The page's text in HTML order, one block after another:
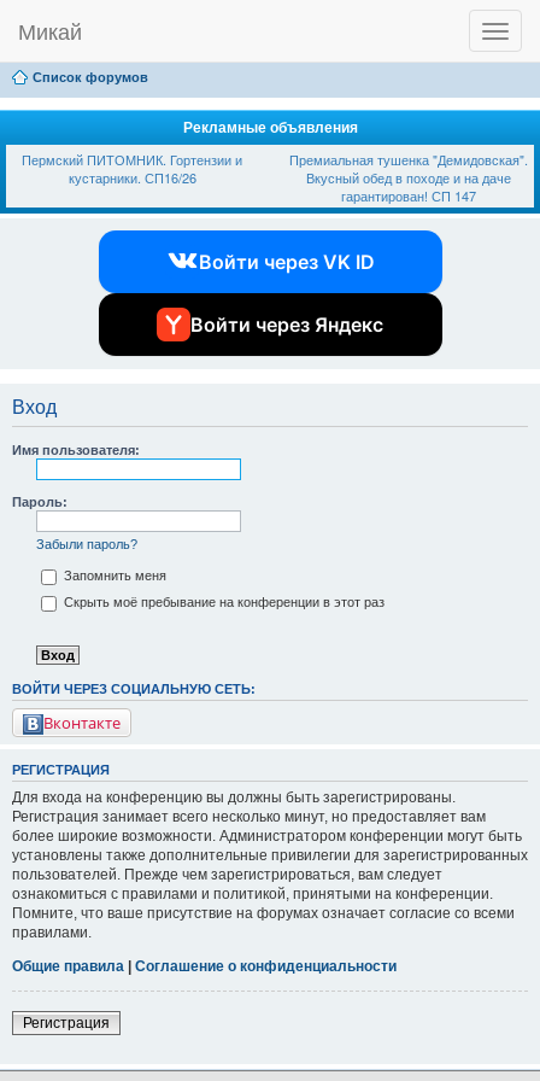
T
o
g
l
n
a
v
i
Микай
Ссылки Вход
Список форумов
Рекламные объявления
Пермский ПИТОМНИК. Гортензии и
кустарники. СП16/26
Премиальная тушенка "Демидовская".
Вкусный обед в походе и на даче
гарантирован! СП 147
Войти через VK ID
Войти через Яндекс
Вход
Имя пользователя:
Пароль:
Забыли пароль?
Запомнить меня
Скрыть моё пребывание на конференции в этот раз
ВОЙТИ ЧЕРЕЗ СОЦИАЛЬНУЮ СЕТЬ:
Вконтакте
РЕГИСТРАЦИЯ
Для входа на конференцию вы должны быть зарегистрированы.
Регистрация занимает всего несколько минут, но предоставляет вам
более широкие возможности. Администратором конференции могут быть
установлены также дополнительные привилегии для зарегистрированных
пользователей. Прежде чем зарегистрироваться, вам следует
ознакомиться с правилами и политикой, принятыми на конференции.
Помните, что ваше присутствие на форумах означает согласие со всеми
правилами.
Общие правила
Соглашение о конфиденциальности
Регистрация